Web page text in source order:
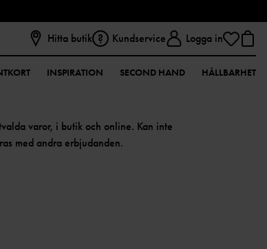
Hitta butik Kundservice Logga in
INSPIRATION SECOND HAND HÅLLBARHET
varor, i butik och online. Kan inte
med andra erbjudanden.